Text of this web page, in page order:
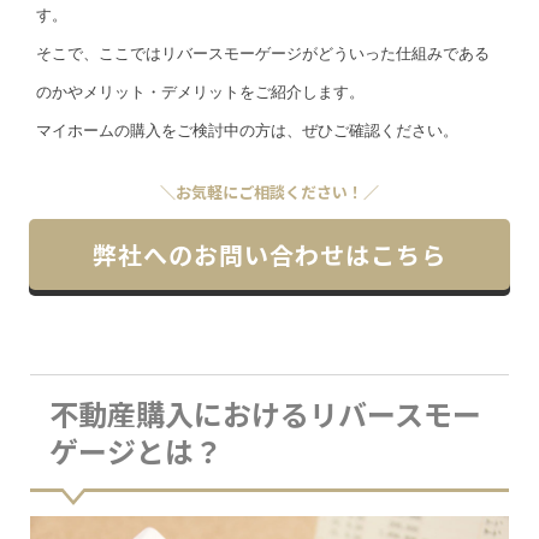
す。
そこで、ここではリバースモーゲージがどういった仕組みである
のかやメリット・デメリットをご紹介します。
マイホームの購入をご検討中の方は、ぜひご確認ください。
＼お気軽にご相談ください！／
弊社へのお問い合わせはこちら
不動産購入におけるリバースモー
ゲージとは？